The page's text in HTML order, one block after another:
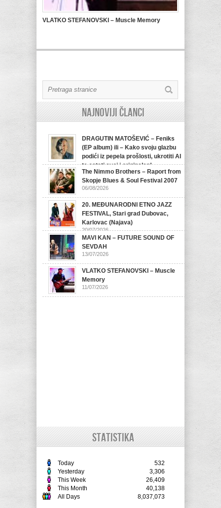
VLATKO STEFANOVSKI – Muscle Memory
Najnoviji članci
DRAGUTIN MATOŠEVIĆ – Feniks
(EP album) ili – Kako svoju glazbu
podići iz pepela prošlosti, ukrotiti AI
te ostati svoj i originalan!
07/08/2026
The Nimmo Brothers – Raport from
Skopje Blues & Soul Festival 2007
06/08/2026
20. MEĐUNARODNI ETNO JAZZ
FESTIVAL, Stari grad Dubovac,
Karlovac (Najava)
20/07/2026
MAVI KAN – FUTURE SOUND OF
SEVDAH
13/07/2026
VLATKO STEFANOVSKI – Muscle
Memory
11/07/2026
STATISTIKA
Today
532
Yesterday
3,306
This Week
26,409
This Month
40,138
All Days
8,037,073